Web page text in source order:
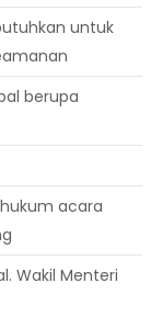
untuk
berupa
acara
Wakil Menteri